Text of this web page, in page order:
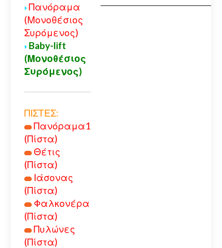
Πανόραμα
(Μονοθέσιος
Συρόμενος)
Baby-lift
(Μονοθέσιος
Συρόμενος)
ΠΙΣΤΕΣ:
Πανόραμα1
(Πίστα)
Θέτις
(Πίστα)
Ιάσονας
(Πίστα)
Φαλκονέρα
(Πίστα)
Πυλώνες
(Πίστα)